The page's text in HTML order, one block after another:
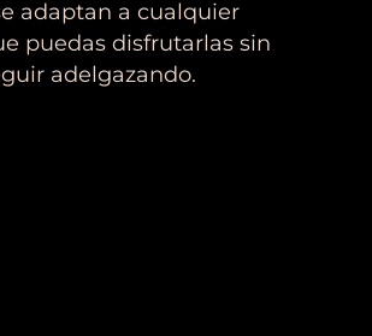
adaptan a cualquier
puedas disfrutarlas sin
adelgazando.